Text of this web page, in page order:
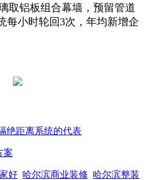
取铝板组合幕墙，预留管道
每小时轮回3次，年均新增企
绝距离系统的代表
案
好 哈尔滨商业装修 哈尔滨整装